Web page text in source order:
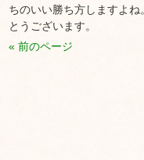
ちのいい勝ち方しますよ
とうございます。
« 前のページ